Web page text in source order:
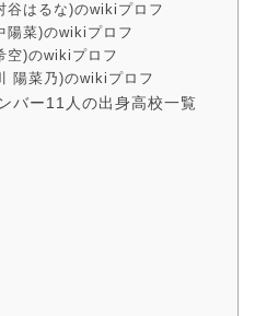
はるな)のwikiプロフ
陽菜)のwikiプロフ
空)のwikiプロフ
陽菜乃)のwikiプロフ
バー11人の出身高校一覧